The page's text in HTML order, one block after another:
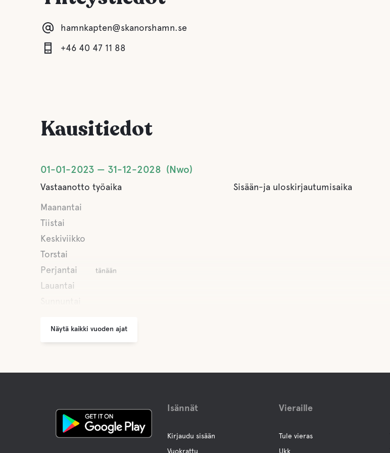
hamnkapten@skanorshamn.se
+46 40 47 11 88
Kausitiedot
01-01-2023 31-12-2028 Nwo
Vastaanotto työaika
Maanantai
Tiistai
Keskiviikko
Torstai
Perjantai
tänään
Lauantai
Sisään-ja uloskirjautumisaika
Näytä kaikki vuoden ajat
Isännät
Kirjaudu sisään
Vuokrattu
Vieraille
Tule vieras
Ukk